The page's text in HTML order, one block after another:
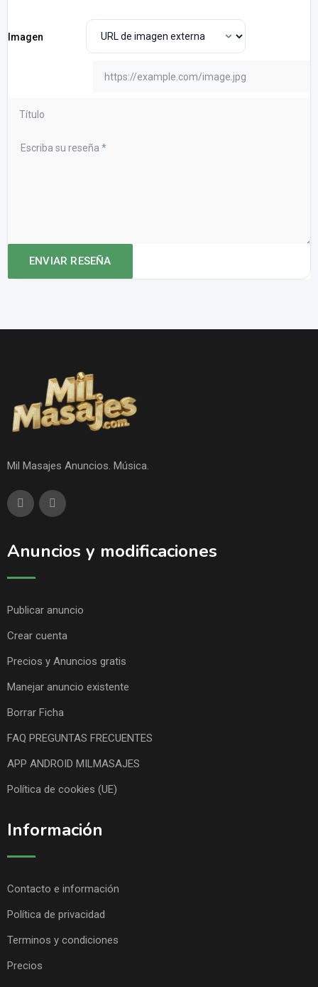
Imagen
Mil Masajes Anuncios. Música.
Anuncios y modificaciones
Publicar anuncio
Crear cuenta
Precios y Anuncios gratis
Manejar anuncio existente
Borrar Ficha
FAQ PREGUNTAS FRECUENTES
APP ANDROID MILMASAJES
Política de cookies (UE)
Información
Contacto e información
Política de privacidad
Terminos y condiciones
Precios